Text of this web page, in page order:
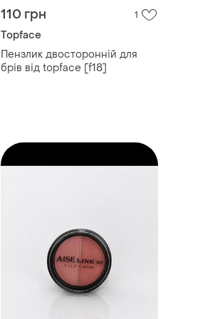
110 грн 1
Topface
Пензлик двосторонній для
брів від topface [f18]